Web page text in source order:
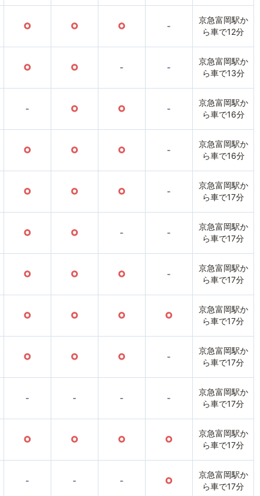
○ ○ ○ -
京急富岡駅か
ら車で12分
○ ○ - -
京急富岡駅か
ら車で13分
- ○ ○ -
京急富岡駅か
ら車で16分
○ ○ ○ -
京急富岡駅か
ら車で16分
○ ○ ○ -
京急富岡駅か
ら車で17分
○ ○ - -
京急富岡駅か
ら車で17分
○ ○ ○ -
京急富岡駅か
ら車で17分
○ ○ ○ ○
京急富岡駅か
ら車で17分
○ ○ ○ -
京急富岡駅か
ら車で17分
- - - -
京急富岡駅か
ら車で17分
○ ○ ○ ○
京急富岡駅か
ら車で17分
- - - ○
京急富岡駅か
ら車で17分